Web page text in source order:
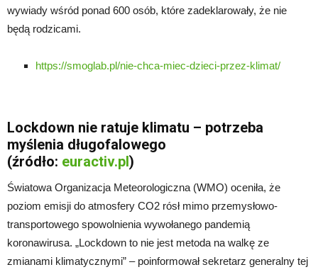
wywiady wśród ponad 600 osób, które zadeklarowały, że nie
będą rodzicami.
https://smoglab.pl/nie-chca-miec-dzieci-przez-klimat/
Lockdown nie ratuje klimatu – potrzeba
myślenia długofalowego
(źródło: euractiv.pl)
Światowa Organizacja Meteorologiczna (WMO) oceniła, że
poziom emisji do atmosfery CO2 rósł mimo przemysłowo-
transportowego spowolnienia wywołanego pandemią
koronawirusa. „Lockdown to nie jest metoda na walkę ze
zmianami klimatycznymi” – poinformował sekretarz generalny tej